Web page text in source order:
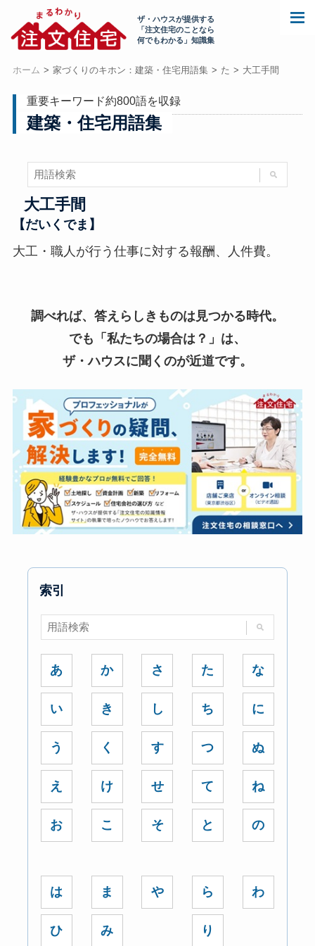
ザ・ハウスが提供する
「注文住宅のことなら
何でもわかる」知識集
ホーム 家づくりのキホン：建築・住宅用語集 た 大工手間
重要キーワード約800語を収録
建築・住宅用語集
大工手間
【だいくでま】
大工・職人が行う仕事に対する報酬、人件費。
調べれば、答えらしきものは見つかる時代。
でも「私たちの場合は？」は、
ザ・ハウスに聞くのが近道です。
索引
あ
い
う
え
お
か
き
く
け
こ
さ
し
す
せ
そ
た
ち
つ
て
と
な
に
ぬ
ね
の
は
ひ
ま
み
や ら
り
わ